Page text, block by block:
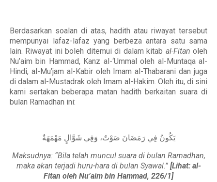
Berdasarkan soalan di atas, hadith atau riwayat tersebut
mempunyai lafaz-lafaz yang berbeza antara satu sama
lain. Riwayat ini boleh ditemui di dalam kitab al-Fitan oleh
Nu’aim bin Hammad, Kanz al-‘Ummal oleh al-Muntaqa al-
Hindi, al-Mu’jam al-Kabir oleh Imam al-Thabarani dan juga
di dalam al-Mustadrak oleh Imam al-Hakim. Oleh itu, di sini
kami sertakan beberapa matan hadith berkaitan suara di
bulan Ramadhan ini:
يَكُونُ فِي رَمَضَانَ صَوْتٌ، وَفِي شَوَّالٍ مَهْمَهَةٌ
Maksudnya: “Bila telah muncul suara di bulan Ramadhan,
maka akan terjadi huru-hara di bulan Syawal.” [Lihat: al-
Fitan oleh Nu’aim bin Hammad, 226/1]